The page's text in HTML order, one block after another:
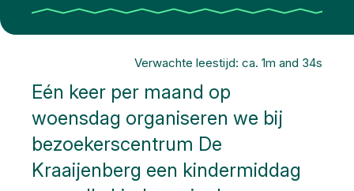
Verwachte leestijd: ca. 1m and 34s
Eén keer per maand op
woensdag organiseren we bij
bezoekerscentrum De
Kraaijenberg een kindermiddag